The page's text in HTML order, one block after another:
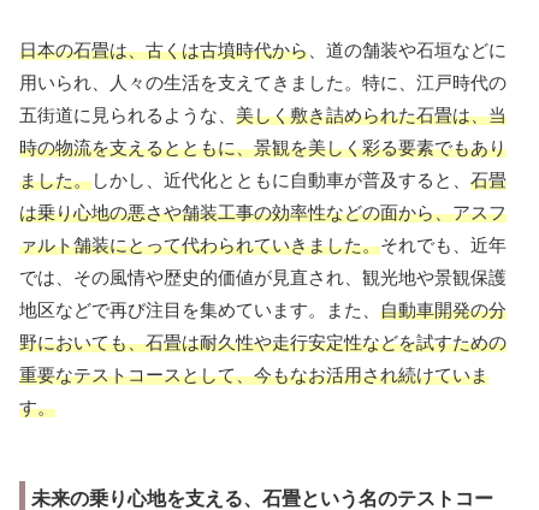
日本の石畳は、古くは古墳時代から 、道の舗装や石垣などに
用いられ、人々の生活を支えてきました。特に、江戸時代の
五街道に見られるような、 美しく敷き詰められた石畳は、当
時の物流を支えるとともに、景観を美しく彩る要素でもあり
ました。しかし、近代化とともに自動車が普及すると、 石畳
は乗り心地の悪さや舗装工事の効率性などの面から、アスフ
ァルト舗装にとって代わられていきました。それでも、近年
では、その風情や歴史的価値が見直され、観光地や景観保護
地区などで再び注目を集めています。また、 自動車開発の分
野においても、石畳は耐久性や走行安定性などを試すための
重要なテストコースとして、今もなお活用され続けていま
す。
未来の乗り心地を支える、石畳という名のテストコー